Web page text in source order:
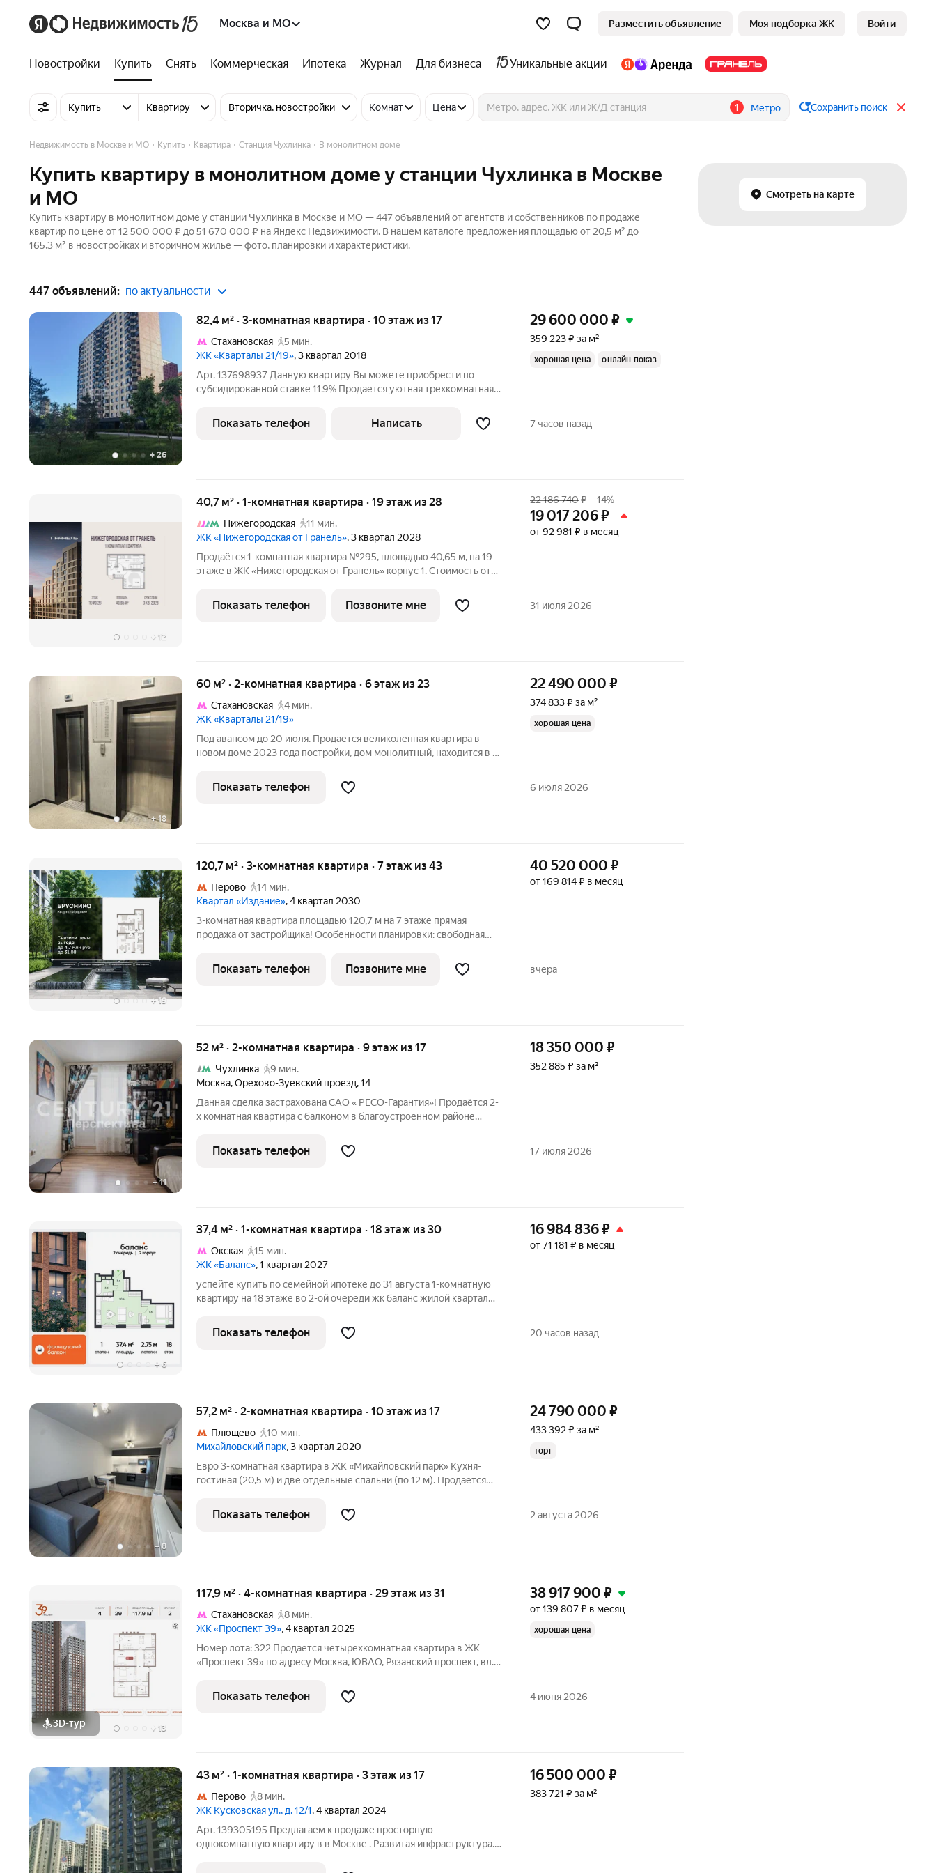
Москва и МО Разместить объявление Моя подборка ЖК Войти
Новостройки Купить Снять Коммерческая Ипотека Журнал Для бизнеса Уникальные акции
Купить Квартиру Вторичка, новостройки Комнат Цена 1 Метро Сохранить поиск
Смотреть на карте
Недвижимость в Москве и МО Купить Квартира Станция Чухлинка В монолитном доме
Купить квартиру в монолитном доме у станции Чухлинка в Москве
и МО
Купить квартиру в монолитном доме у станции Чухлинка в Москве и МО — 447 объявлений от агентств и собственников по продаже
квартир по цене от 12 500 000 ₽ до 51 670 000 ₽ на Яндекс Недвижимости. В нашем каталоге предложения площадью от 20,5 м² до
165,3 м² в новостройках и вторичном жилье — фото, планировки и характеристики.
447 объявлений: по актуальности
+ 26
82,4 м² · 3-комнатная квартира · 10 этаж из 17
Стахановская
5 мин.
ЖК «Кварталы 21/19», 3 квартал 2018
Арт. 137698937 Данную квартиру Вы можете приобрести по
субсидированной ставке 11.9% Продается уютная трехкомнатная
Площадь: 78 м Этаж: 10 из 21 Расположение: Рязанский район,
юго-восточный
29 600 000 ₽
359 223 ₽ за м²
хорошая цена онлайн показ
Показать телефон Написать 7 часов назад
+ 12
40,7 м² · 1-комнатная квартира · 19 этаж из 28
Нижегородская
11 мин.
ЖК «Нижегородская от Гранель», 3 квартал 2028
Продаётся 1-комнатная квартира №295, площадью 40,65 м, на 19
этаже в ЖК «Нижегородская от Гранель» корпус 1. Стоимость от
окна на улицу. «Нижегородская от Гранель» жилой комплекс для
22 186 740₽ –14%
19 017 206₽
от 92 981 ₽ в месяц
Показать телефон Позвоните мне 31 июля 2026
+18
60 м² · 2-комнатная квартира · 6 этаж из 23
Стахановская
4 мин.
ЖК «Кварталы 21/19»
Под авансом до 20 июля. Продается великолепная квартира в
новом доме 2023 года постройки, дом монолитный, находится в 5-
кластер с развитой инфраструктурой. Внутри выдержана
концепция домов без
22 490 000 ₽
374 833 ₽ за м²
хорошая цена
Показать телефон 6 июля 2026
+19
120,7 м² · 3-комнатная квартира · 7 этаж из 43
Перово
14 мин.
Квартал «Издание», 4 квартал 2030
3-комнатная квартира площадью 120,7 м на 7 этаже прямая
продажа от застройщика! Особенности планировки: свободная
квартал на юго-востоке Москвы, рядом с транспортно-
пересадочным узлом
40 520 000 ₽
от 169 814 ₽ в месяц
Показать телефон Позвоните мне вчера
+11
52 м² · 2-комнатная квартира · 9 этаж из 17
Чухлинка
9 мин.
Москва,Орехово-Зуевский проезд,14
Данная сделка застрахована САО « РЕСО-Гарантия»! Продаётся 2-
х комнатная квартира с балконом в благоустроенном районе
индивидуальному проекту в 2004 году, в июне 2026г произведен
косметический
18 350 000 ₽
352 885 ₽ за м²
Показать телефон 17 июля 2026
+ 6
37,4 м² · 1-комнатная квартира · 18 этаж из 30
Окская
15 мин.
ЖК «Баланс», 1 квартал 2027
успейте купить по семейной ипотеке до 31 августа 1-комнатную
квартиру на 18 этаже во 2-ой очереди жк баланс жилой квартал
развитых районов москвы, где активно идет редевелопмент:
16 984 836₽
от 71 181 ₽ в месяц
Показать телефон 20 часов назад
+8
57,2 м² · 2-комнатная квартира · 10 этаж из 17
Плющево
10 мин.
Михайловский парк, 3 квартал 2020
Евро 3-комнатная квартира в ЖК «Михайловский парк» Кухня-
гостиная (20,5 м) и две отдельные спальни (по 12 м). Продаётся
вариант для комфортной жизни в Москве. Один взрослый
собственник
24 790 000 ₽
433 392 ₽ за м²
торг
Показать телефон 2 августа 2026
3D-тур + 13
117,9 м² · 4-комнатная квартира · 29 этаж из 31
Стахановская
8 мин.
ЖК «Проспект 39», 4 квартал 2025
Номер лота: 322 Продается четырехкомнатная квартира в ЖК
«Проспект 39» по адресу Москва, ЮВАО, Рязанский проспект, вл.
квартиры - 38 917 900 р. Продаётся без отделки. Жилой комплекс
38 917 900 ₽
от 139 807 ₽ в месяц
хорошая цена
Показать телефон 4 июня 2026
43 м² · 1-комнатная квартира · 3 этаж из 17
Перово
8 мин.
ЖК Кусковская ул., д. 12/1, 4 квартал 2024
Арт. 139305195 Предлагаем к продаже просторную
однокомнатную квартиру в в Москве . Развитая инфраструктура.
16 500 000 ₽
383 721 ₽ за м²